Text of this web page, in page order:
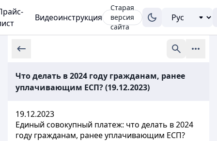
Видеоинструкция
Старая
версия
сайта
Что делать в 2024 году гражданам, ранее
уплачивающим ЕСП? (19.12.2023)
19.12.2023
Единый совокупный платеж: что делать в 2024
году гражданам, ранее уплачивающим ЕСП?